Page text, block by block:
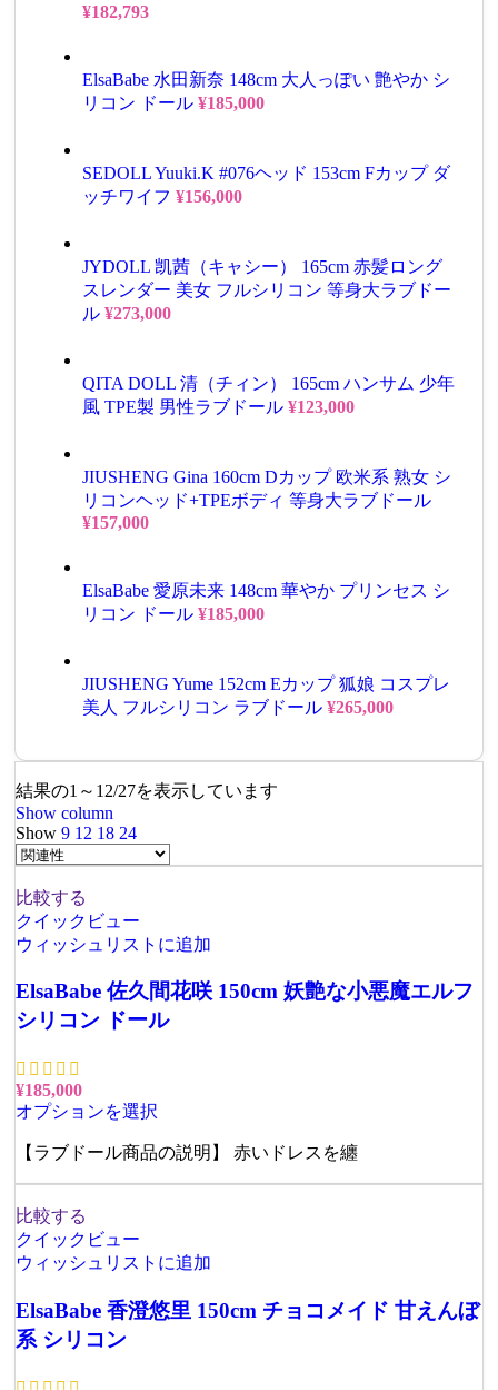
¥182,793
ElsaBabe 水田新奈 148cm 大人っぽい 艶やか シ
リコン ドール ¥185,000
SEDOLL Yuuki.K #076ヘッド 153cm Fカップ ダ
ッチワイフ ¥156,000
JYDOLL 凯茜（キャシー） 165cm 赤髪ロング
スレンダー 美女 フルシリコン 等身大ラブドー
ル ¥273,000
QITA DOLL 清（チィン） 165cm ハンサム 少年
風 TPE製 男性ラブドール ¥123,000
JIUSHENG Gina 160cm Dカップ 欧米系 熟女 シ
リコンヘッド+TPEボディ 等身大ラブドール
¥157,000
ElsaBabe 愛原未来 148cm 華やか プリンセス シ
リコン ドール ¥185,000
JIUSHENG Yume 152cm Eカップ 狐娘 コスプレ
美人 フルシリコン ラブドール ¥265,000
結果の1～12/27を表示しています
Show column
Show 9 12 18 24
比較する
クイックビュー
ウィッシュリストに追加
ElsaBabe 佐久間花咲 150cm 妖艶な小悪魔エルフ
シリコン ドール
¥185,000
オプションを選択
【ラブドール商品の説明】 赤いドレスを纏
比較する
クイックビュー
ウィッシュリストに追加
ElsaBabe 香澄悠里 150cm チョコメイド 甘えんぼ
系 シリコン